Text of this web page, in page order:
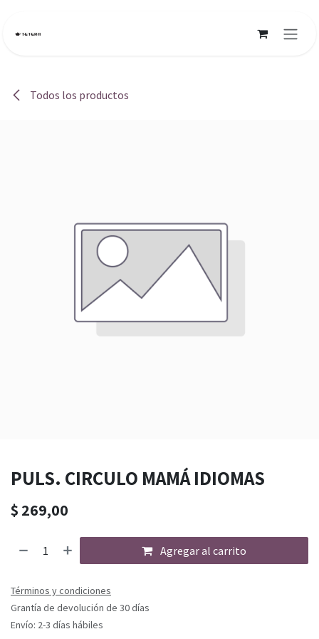
Todos los productos
PULS. CIRCULO MAMÁ IDIOMAS
$ 269,00
Agregar al carrito
Términos y condiciones
Grantía de devolución de 30 días
Envío: 2-3 días hábiles